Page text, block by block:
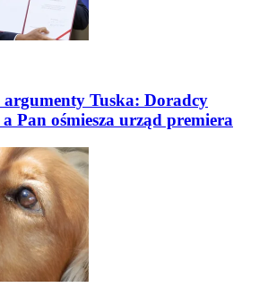
Tuska: Doradcy
Pan ośmiesza urząd premiera